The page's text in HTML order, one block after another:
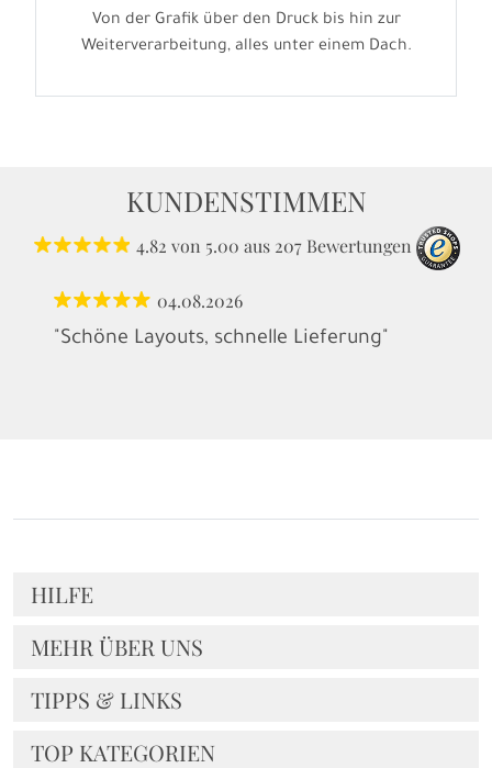
Von der Grafik über den Druck bis hin zur
Weiterverarbeitung, alles unter einem Dach.
KUNDENSTIMMEN
4.82 von 5.00 aus 207 Bewertungen
04.08.2026
"Schöne Layouts, schnelle Lieferung"
HILFE
MEHR ÜBER UNS
TIPPS & LINKS
TOP KATEGORIEN